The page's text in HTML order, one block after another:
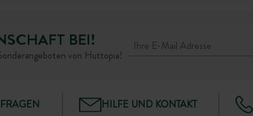
BEI!
von Huttopia!
HILFE UND KONTAKT